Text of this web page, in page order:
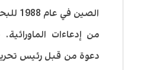
الصين
من إدعاءات
دعوة من قبل رئيس